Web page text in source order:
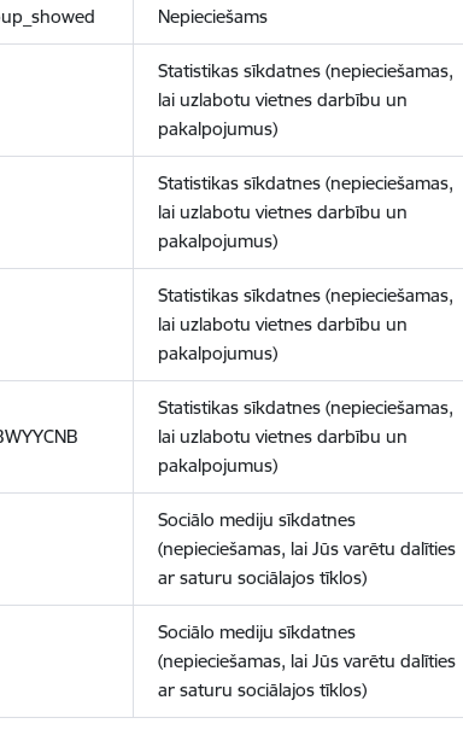
Nepieciešams
Statistikas sīkdatnes (nepieciešamas,
lai uzlabotu vietnes darbību un
pakalpojumus)
Statistikas sīkdatnes (nepieciešamas,
lai uzlabotu vietnes darbību un
pakalpojumus)
Statistikas sīkdatnes (nepieciešamas,
lai uzlabotu vietnes darbību un
pakalpojumus)
Statistikas sīkdatnes (nepieciešamas,
lai uzlabotu vietnes darbību un
pakalpojumus)
Sociālo mediju sīkdatnes
(nepieciešamas, lai Jūs varētu dalīties
ar saturu sociālajos tīklos)
Sociālo mediju sīkdatnes
(nepieciešamas, lai Jūs varētu dalīties
ar saturu sociālajos tīklos)